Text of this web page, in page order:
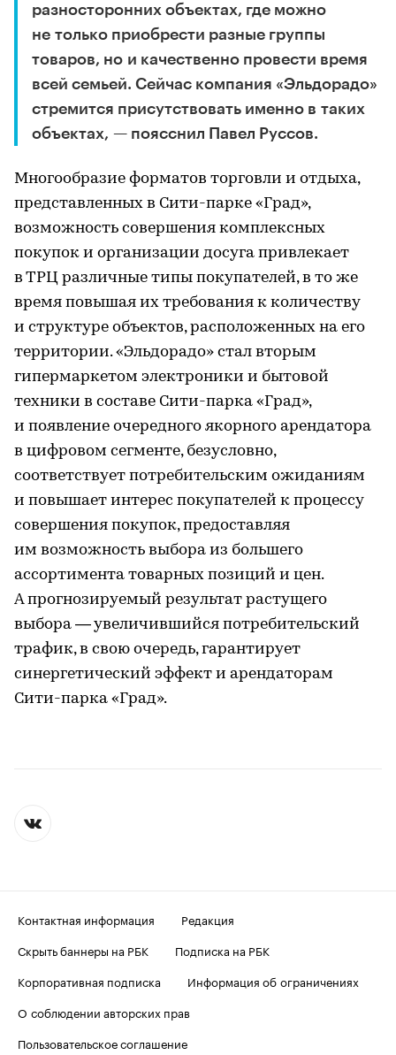
разносторонних объектах, где можно
не только приобрести разные группы
товаров, но и качественно провести время
всей семьей. Сейчас компания «Эльдорадо»
стремится присутствовать именно в таких
объектах, — поясснил Павел Руссов.
Многообразие форматов торговли и отдыха,
представленных в Сити-парке «Град»,
возможность совершения комплексных
покупок и организации досуга привлекает
в ТРЦ различные типы покупателей, в то же
время повышая их требования к количеству
и структуре объектов, расположенных на его
территории. «Эльдорадо» стал вторым
гипермаркетом электроники и бытовой
техники в составе Сити-парка «Град»,
и появление очередного якорного арендатора
в цифровом сегменте, безусловно,
соответствует потребительским ожиданиям
и повышает интерес покупателей к процессу
совершения покупок, предоставляя
им возможность выбора из большего
ассортимента товарных позиций и цен.
А прогнозируемый результат растущего
выбора — увеличившийся потребительский
трафик, в свою очередь, гарантирует
синергетический эффект и арендаторам
Сити-парка «Град».
Контактная информация
Редакция
Скрыть баннеры на РБК
Подписка на РБК
Корпоративная подписка
Информация об ограничениях
О соблюдении авторских прав
Пользовательское соглашение